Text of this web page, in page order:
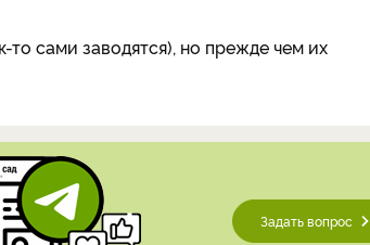
сами заводятся), но прежде чем их
Задать вопрос